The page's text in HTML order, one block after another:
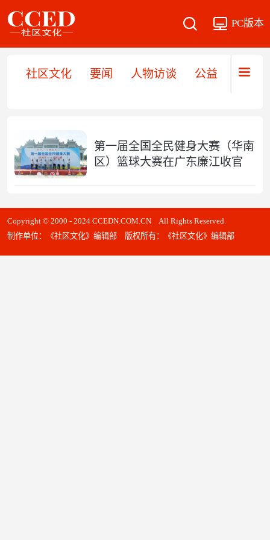
PC版本
社区文化 要闻 人物访谈 公益 文旅
第一届全国全民健身大赛（华南
区）篮球大赛在广东廉江收官
Copyright © 2000 - 2024 CCEDN.COM.CN All Rights Reserved.
制作单位：《社区文化》编辑部 版权所有：《社区文化》编辑部